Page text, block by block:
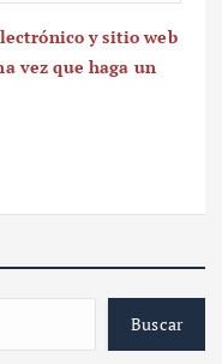
y sitio web
vez que haga un
Buscar